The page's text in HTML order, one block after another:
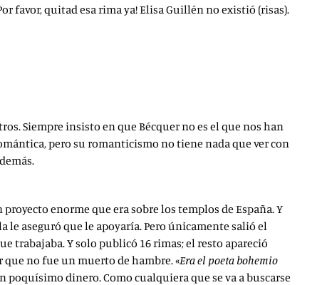
favor, quitad esa rima ya! Elisa Guillén no existió (risas).
Siempre insisto en que Bécquer no es el que nos han
pero su romanticismo no tiene nada que ver con
enorme que era sobre los templos de España. Y
le aseguró que le apoyaría. Pero únicamente salió el
trabajaba. Y solo publicó 16 rimas; el resto apareció
no fue un muerto de hambre. «Era el poeta bohemio
poquísimo dinero. Como cualquiera que se va a buscarse